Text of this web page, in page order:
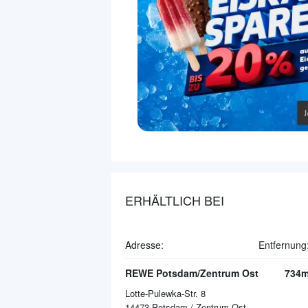
ERHÄLTLICH BEI
Adresse:
REWE Potsdam/Zentrum Ost
Lotte-Pulewka-Str. 8